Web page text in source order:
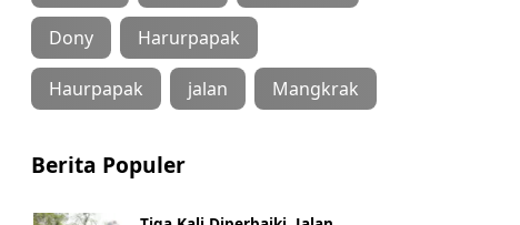
Dony Harurpapak
Haurpapak jalan Mangkrak
Berita Populer